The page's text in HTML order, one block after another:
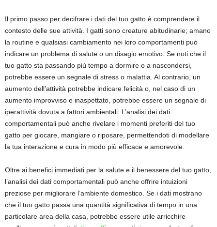
Il primo passo per decifrare i dati del tuo gatto è comprendere il
contesto delle sue attività. I gatti sono creature abitudinarie; amano
la routine e qualsiasi cambiamento nei loro comportamenti può
indicare un problema di salute o un disagio emotivo. Se noti che il
tuo gatto sta passando più tempo a dormire o a nascondersi,
potrebbe essere un segnale di stress o malattia. Al contrario, un
aumento dell’attività potrebbe indicare felicità o, nel caso di un
aumento improvviso e inaspettato, potrebbe essere un segnale di
iperattività dovuta a fattori ambientali. L’analisi dei dati
comportamentali può anche rivelare i momenti preferiti del tuo
gatto per giocare, mangiare o riposare, permettendoti di modellare
la tua interazione e cura in modo più efficace e amorevole.
Oltre ai benefici immediati per la salute e il benessere del tuo gatto,
l’analisi dei dati comportamentali può anche offrire intuizioni
preziose per migliorare l’ambiente domestico. Se i dati mostrano
che il tuo gatto passa una quantità significativa di tempo in una
particolare area della casa, potrebbe essere utile arricchire